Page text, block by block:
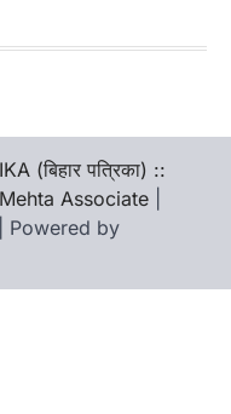
(बिहार पत्रिका) ::
Mehta Associate
| Powered by